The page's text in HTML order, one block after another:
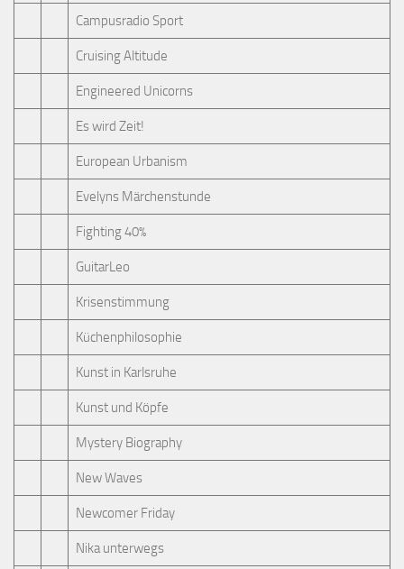
Campusradio Sport
Cruising Altitude
Engineered Unicorns
Es wird Zeit!
European Urbanism
Evelyns Märchenstunde
Fighting 40%
GuitarLeo
Krisenstimmung
Küchenphilosophie
Kunst in Karlsruhe
Kunst und Köpfe
Mystery Biography
New Waves
Newcomer Friday
Nika unterwegs